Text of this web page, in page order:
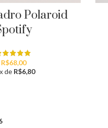
Polaroid
R$68,00
de R$6,80